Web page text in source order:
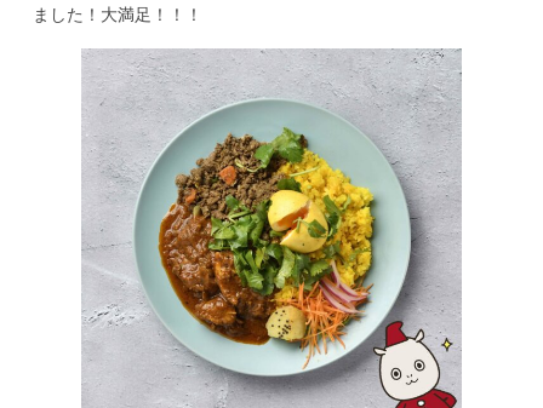
ました！大満足！！！